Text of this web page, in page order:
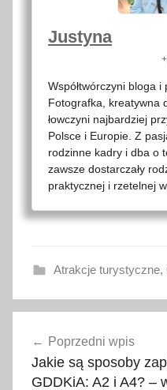
Justyna
Współtwórczyni bloga i
Fotografka, kreatywna
łowczyni najbardziej
Polsce i Europie. Z
rodzinne kadry i dba o
zawsze dostarczały
praktycznej i rzetelnej
Atrakcje turystyczne,
d
wpisu
Poprzedni wpis
Jakie są sposoby
GDDKiA: A2 i A4? –